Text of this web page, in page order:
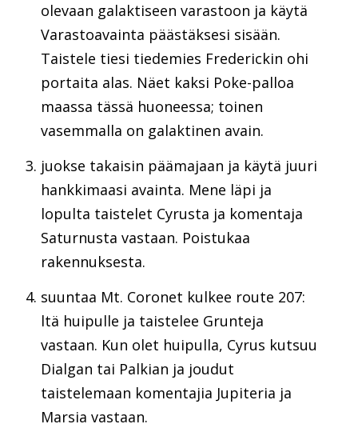
olevaan galaktiseen varastoon ja käytä
Varastoavainta päästäksesi sisään.
Taistele tiesi tiedemies Frederickin ohi
portaita alas. Näet kaksi Poke-palloa
maassa tässä huoneessa; toinen
vasemmalla on galaktinen avain.
juokse takaisin päämajaan ja käytä juuri
hankkimaasi avainta. Mene läpi ja
lopulta taistelet Cyrusta ja komentaja
Saturnusta vastaan. Poistukaa
rakennuksesta.
suuntaa Mt. Coronet kulkee route 207:
ltä huipulle ja taistelee Grunteja
vastaan. Kun olet huipulla, Cyrus kutsuu
Dialgan tai Palkian ja joudut
taistelemaan komentajia Jupiteria ja
Marsia vastaan.